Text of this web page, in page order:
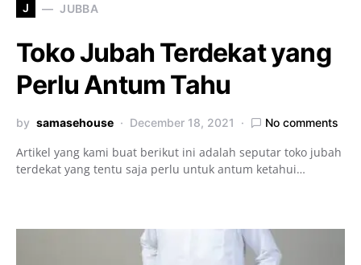
J JUBBA
Toko Jubah Terdekat yang
Perlu Antum Tahu
by samasehouse December 18, 2021 No comments
Artikel yang kami buat berikut ini adalah seputar toko jubah
terdekat yang tentu saja perlu untuk antum ketahui…